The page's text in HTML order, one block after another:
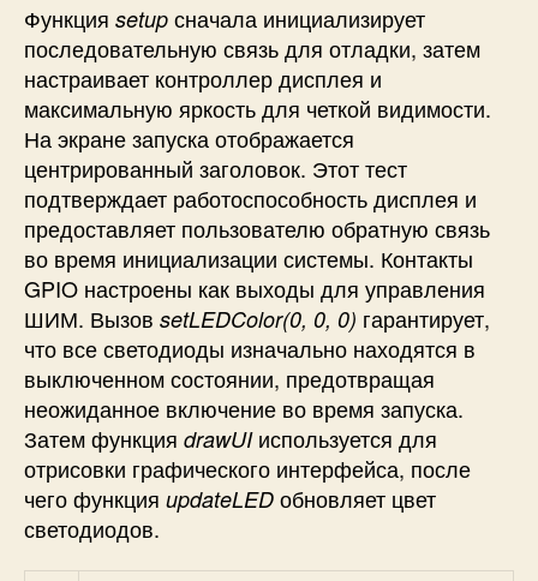
Функция setup сначала инициализирует
последовательную связь для отладки, затем
настраивает контроллер дисплея и
максимальную яркость для четкой видимости.
На экране запуска отображается
центрированный заголовок. Этот тест
подтверждает работоспособность дисплея и
предоставляет пользователю обратную связь
во время инициализации системы. Контакты
GPIO настроены как выходы для управления
ШИМ. Вызов setLEDColor(0, 0, 0) гарантирует,
что все светодиоды изначально находятся в
выключенном состоянии, предотвращая
неожиданное включение во время запуска.
Затем функция drawUIиспользуется для
отрисовки графического интерфейса, после
чего функция updateLED обновляет цвет
светодиодов.